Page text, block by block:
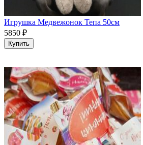
Игрушка Медвежонок Тепа 50см
5850 ₽
Купить